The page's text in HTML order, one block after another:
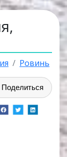
Ровинь
Поделиться